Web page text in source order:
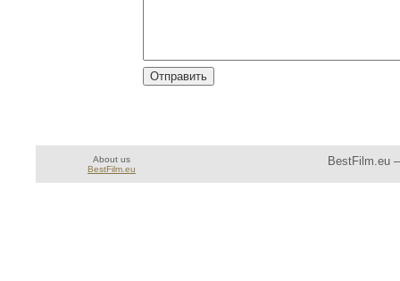
About us
BestFilm.eu
BestFilm.eu